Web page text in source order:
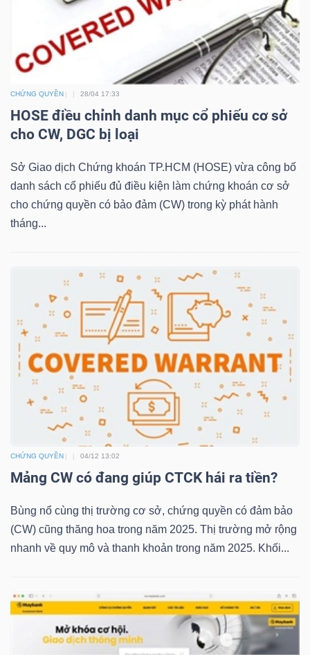
CHỨNG QUYỀN 28/04 17:33
HOSE điều chỉnh danh mục cổ phiếu cơ sở
cho CW, DGC bị loại
Sở Giao dịch Chứng khoán TP.HCM (HOSE) vừa công bố
danh sách cổ phiếu đủ điều kiện làm chứng khoán cơ sở
cho chứng quyền có bảo đảm (CW) trong kỳ phát hành
tháng...
CHỨNG QUYỀN 04/12 13:02
Mảng CW có đang giúp CTCK hái ra tiền?
Bùng nổ cùng thị trường cơ sở, chứng quyền có đảm bảo
(CW) cũng thăng hoa trong năm 2025. Thị trường mở rộng
nhanh về quy mô và thanh khoản trong năm 2025. Khối...
LIỆU
VS-
NGUYÊN
VẬT
LIỆU
CÔNG
DÙNG
THIẾT